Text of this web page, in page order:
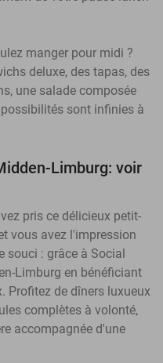
manger pour midi ?
deluxe, des tapas, des
une salade composée
sont infinies à
Limburg: voir
pris ce délicieux petit-
vous avez l'impression
souci : grâce à Social
Limburg en bénéficiant
Profitez de dîners luxueux
complètes à volonté,
accompagnée d'une